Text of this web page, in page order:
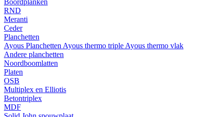
Boordplanken
RND
Meranti
Ceder
Planchetten
Ayous Planchetten Ayous thermo triple Ayous thermo vlak
Andere planchetten
Noordboomlatten
Platen
OSB
Multiplex en Elliotis
Betontriplex
MDF